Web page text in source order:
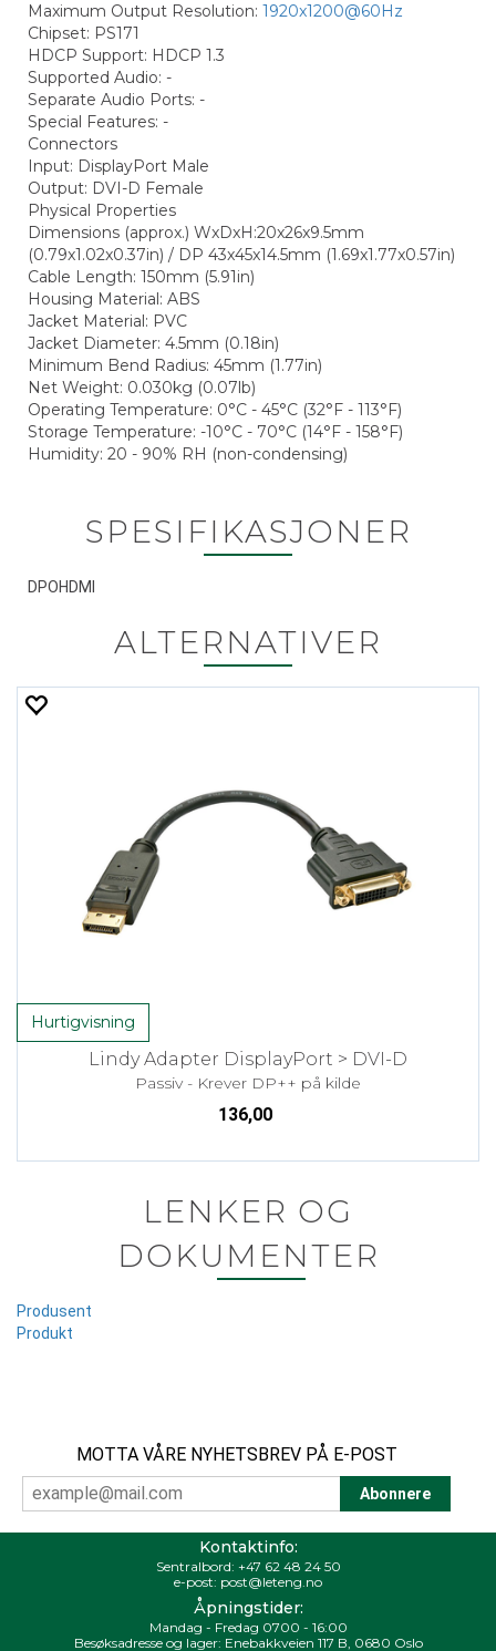
Maximum Output Resolution: 1920x1200@60Hz
Chipset: PS171
HDCP Support: HDCP 1.3
Supported Audio: -
Separate Audio Ports: -
Special Features: -
Connectors
Input: DisplayPort Male
Output: DVI-D Female
Physical Properties
Dimensions (approx.) WxDxH:20x26x9.5mm
(0.79x1.02x0.37in) / DP 43x45x14.5mm (1.69x1.77x0.57in)
Cable Length: 150mm (5.91in)
Housing Material: ABS
Jacket Material: PVC
Jacket Diameter: 4.5mm (0.18in)
Minimum Bend Radius: 45mm (1.77in)
Net Weight: 0.030kg (0.07lb)
Operating Temperature: 0°C - 45°C (32°F - 113°F)
Storage Temperature: -10°C - 70°C (14°F - 158°F)
Humidity: 20 - 90% RH (non-condensing)
SPESIFIKASJONER
DPOHDMI
ALTERNATIVER
Hurtigvisning
Lindy Adapter DisplayPort > DVI-D
Passiv - Krever DP++ på kilde
136,00
LENKER OG
DOKUMENTER
Produsent
Produkt
MOTTA VÅRE NYHETSBREV PÅ E-POST
Kontaktinfo:
Sentralbord: +47 62 48 24 50
e-post: post@leteng.no
Åpningstider:
Mandag - Fredag 0700 - 16:00
Besøksadresse og lager: Enebakkveien 117 B, 0680 Oslo